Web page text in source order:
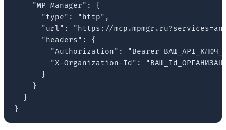
    "MP Manager": {
      "type": "http",
"url": "https://
      "headers": {
"Authorization": "Bearer
"X-Organization-Id":
      }
    }
  }